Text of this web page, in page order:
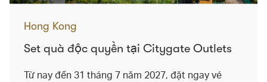
Hong Kong
Set quà độc quyền tại Citygate Outlets
Từ nay đến 31 tháng 7 năm 2027, đặt ngay vé